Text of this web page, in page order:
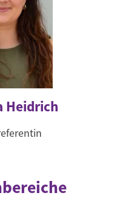
Heidrich